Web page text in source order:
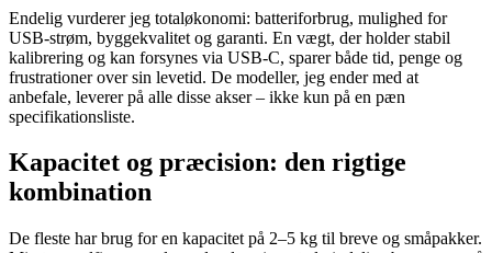
Endelig vurderer jeg totaløkonomi: batteriforbrug, mulighed for
USB-strøm, byggekvalitet og garanti. En vægt, der holder stabil
kalibrering og kan forsynes via USB-C, sparer både tid, penge og
frustrationer over sin levetid. De modeller, jeg ender med at
anbefale, leverer på alle disse akser – ikke kun på en pæn
specifikationsliste.
Kapacitet og præcision: den rigtige
kombination
De fleste har brug for en kapacitet på 2–5 kg til breve og småpakker.